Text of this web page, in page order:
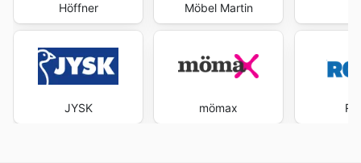
Höffner
JYSK
Möbel Martin
mömax